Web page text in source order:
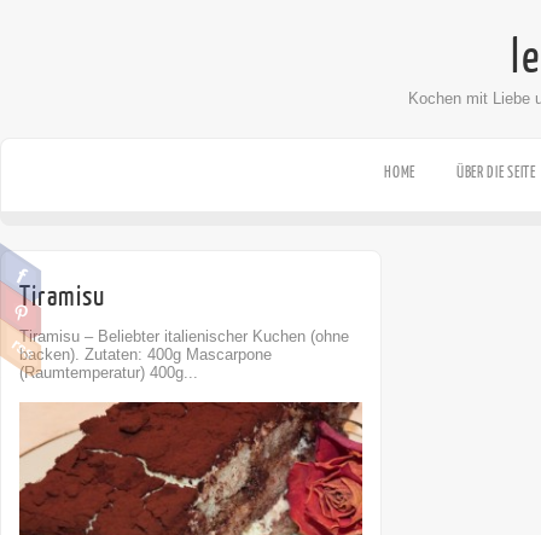
Kochen mit Liebe
HOME ÜBER DIE SEITE
Tiramisu
Tiramisu – Beliebter italienischer Kuchen (ohne
backen). Zutaten: 400g Mascarpone
(Raumtemperatur) 400g...